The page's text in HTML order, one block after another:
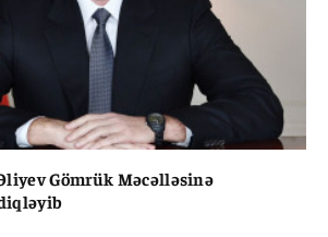
Gömrük Məcəlləsinə